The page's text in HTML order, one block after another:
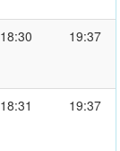
18:30 19:37
18:31 19:37